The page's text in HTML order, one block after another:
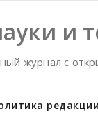
и
журнал с
редакции